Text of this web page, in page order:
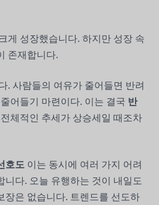
게 성장했습니다. 하지만 성장 속
존재합니다.
. 사람들의 여유가 줄어들면 반려
어들기 마련이다. 이는 결국 반
전체적인 추세가 상승세일 때조차
호도 이는 동시에 여러 가지 어려
니다. 오늘 유행하는 것이 내일도
장은 없습니다. 트렌드를 선도하